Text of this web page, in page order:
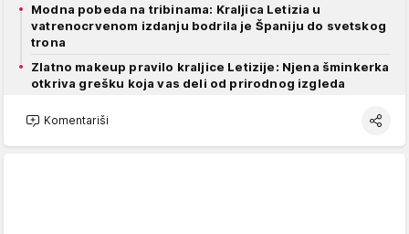
Modna pobeda na tribinama: Kraljica Letizia u
vatrenocrvenom izdanju bodrila je Španiju do svetskog
trona
Zlatno makeup pravilo kraljice Letizije: Njena šminkerka
otkriva grešku koja vas deli od prirodnog izgleda
Komentariši